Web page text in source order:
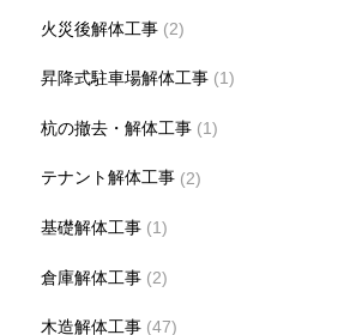
火災後解体工事 (2)
昇降式駐車場解体工事 (1)
杭の撤去・解体工事 (1)
テナント解体工事 (2)
基礎解体工事 (1)
倉庫解体工事 (2)
木造解体工事 (47)